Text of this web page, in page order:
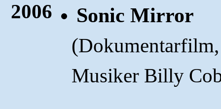
2006
Sonic Mirror
(Dokumentarfilm,
Musiker Billy